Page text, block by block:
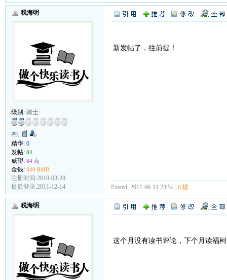
税海明
级别: 骑士
精华: 0
发帖: 84
威望: 84 点
金钱: 840 RMB
注册时间:2010-03-28
最后登录:2011-12-14
新发帖了，往前提！
Posted: 2011-06-14 23:52 | 8 楼
税海明
这个月没有读书评论，下个月读福柯